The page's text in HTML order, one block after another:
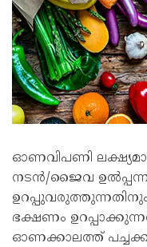
ഓണവിപണി
നടൻ/ജൈവ
ഭക്ഷണം
ഓണക്കാലത്ത്